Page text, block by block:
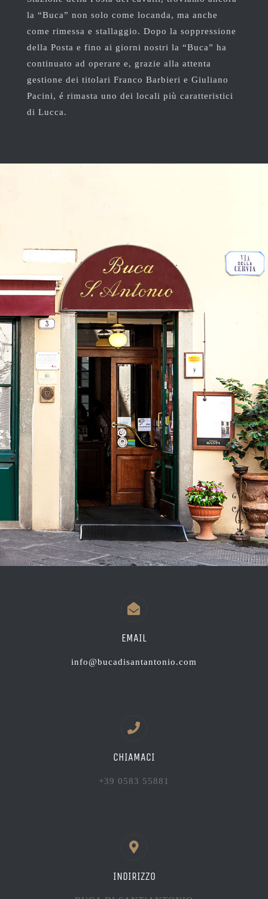
la “Buca” non solo come locanda, ma anche
come rimessa e stallaggio. Dopo la soppressione
della Posta e fino ai giorni nostri la “Buca” ha
continuato ad operare e, grazie alla attenta
gestione dei titolari Franco Barbieri e Giuliano
Pacini, é rimasta uno dei locali più caratteristici
di Lucca.
EMAIL
info@bucadisantantonio.com
CHIAMACI
+39 0583 55881
INDIRIZZO